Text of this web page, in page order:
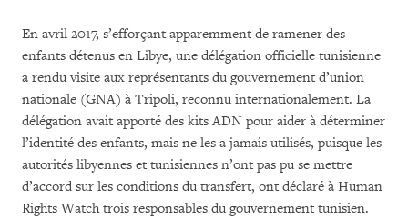
En avril 2017, s’efforçant apparemment de ramener des
enfants détenus en Libye, une délégation officielle tunisienne
a rendu visite aux représentants du gouvernement d’union
nationale (GNA) à Tripoli, reconnu internationalement. La
délégation avait apporté des kits ADN pour aider à déterminer
l’identité des enfants, mais ne les a jamais utilisés, puisque les
autorités libyennes et tunisiennes n’ont pas pu se mettre
d’accord sur les conditions du transfert, ont déclaré à Human
Rights Watch trois responsables du gouvernement tunisien.